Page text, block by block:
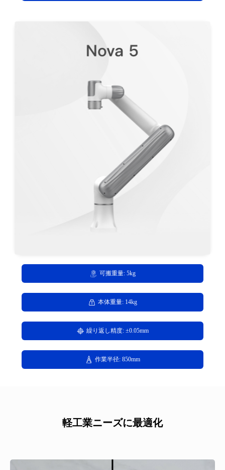
可搬重量: 5kg
本体重量: 14kg
繰り返し精度: ±0.05mm
作業半径: 850mm
軽工業ニーズに最適化